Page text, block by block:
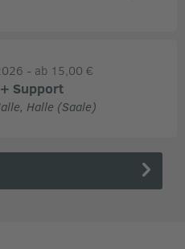
- ab 15,00 €
+ Support
, Halle (Saale)